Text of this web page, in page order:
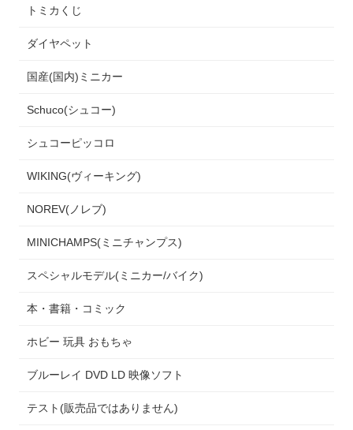
トミカくじ
ダイヤペット
国産(国内)ミニカー
Schuco(シュコー)
シュコーピッコロ
WIKING(ヴィーキング)
NOREV(ノレブ)
MINICHAMPS(ミニチャンプス)
スペシャルモデル(ミニカー/バイク)
本・書籍・コミック
ホビー 玩具 おもちゃ
ブルーレイ DVD LD 映像ソフト
テスト(販売品ではありません)